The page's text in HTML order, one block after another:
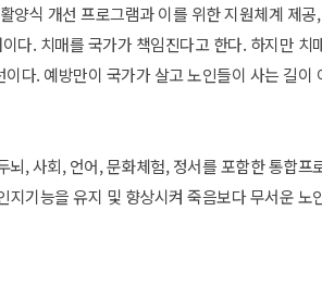
양식 개선 프로그램과 이를 위한 지원체계 제공
다. 치매를 국가가 책임진다고 한다. 하지만 치
다. 예방만이 국가가 살고 노인들이 사는 길이
, 사회, 언어, 문화체험, 정서를 포함한 통합프
기능을 유지 및 향상시켜 죽음보다 무서운 노